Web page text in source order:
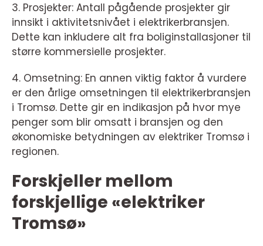
3. Prosjekter: Antall pågående prosjekter gir
innsikt i aktivitetsnivået i elektrikerbransjen.
Dette kan inkludere alt fra boliginstallasjoner til
større kommersielle prosjekter.
4. Omsetning: En annen viktig faktor å vurdere
er den årlige omsetningen til elektrikerbransjen
i Tromsø. Dette gir en indikasjon på hvor mye
penger som blir omsatt i bransjen og den
økonomiske betydningen av elektriker Tromsø i
regionen.
Forskjeller mellom
forskjellige «elektriker
Tromsø»